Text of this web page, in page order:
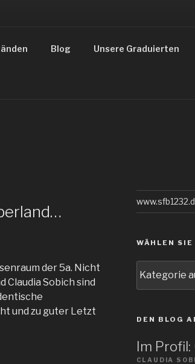
Blog Unsere Graduierten
der 5a. Nicht
Claudia Sobich sind
und zu guter Letzt
WÄHLEN
Sie
ein
DEN BLOG
Im
CLAUDIA